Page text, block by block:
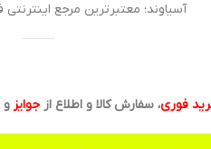
آسیاوند؛ معتبرترین مرجع
فوری، سفارش کالا و اطلاع از جوایز و